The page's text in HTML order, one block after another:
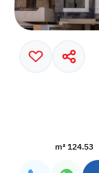
124.53 m²